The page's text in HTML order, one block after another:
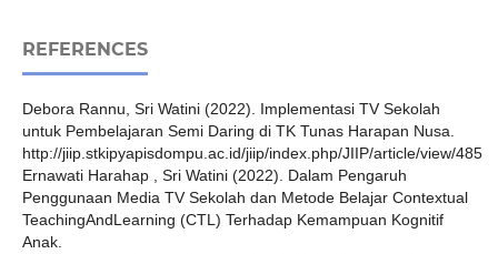
REFERENCES
Debora Rannu, Sri Watini (2022). Implementasi TV Sekolah
untuk Pembelajaran Semi Daring di TK Tunas Harapan Nusa.
http://jiip.stkipyapisdompu.ac.id/jiip/index.php/JIIP/article/view/485
Ernawati Harahap , Sri Watini (2022). Dalam Pengaruh
Penggunaan Media TV Sekolah dan Metode Belajar Contextual
TeachingAndLearning (CTL) Terhadap Kemampuan Kognitif
Anak.